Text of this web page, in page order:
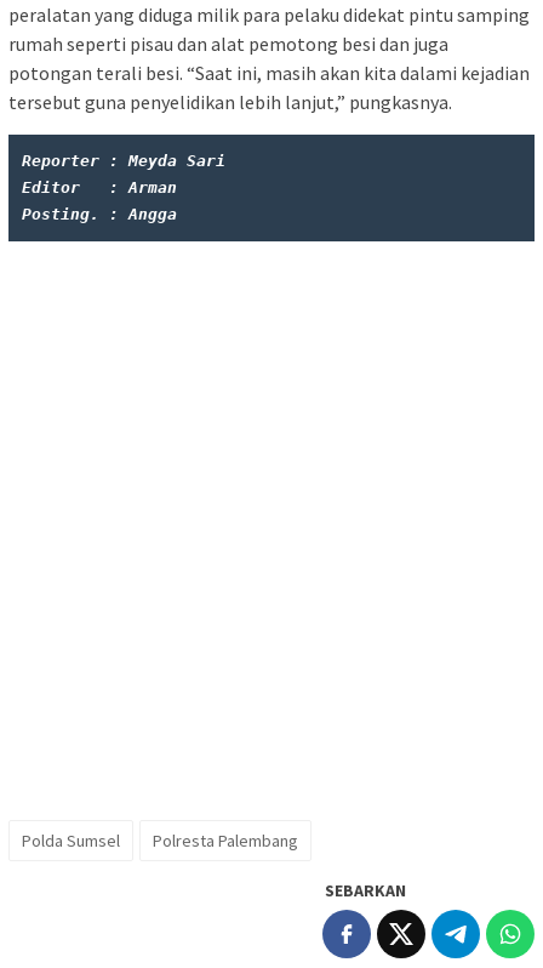
peralatan yang diduga milik para pelaku didekat pintu samping
rumah seperti pisau dan alat pemotong besi dan juga
potongan terali besi. “Saat ini, masih akan kita dalami kejadian
tersebut guna penyelidikan lebih lanjut,” pungkasnya.
Reporter : Meyda Sari
Editor   : Arman
Posting. : Angga
Polda Sumsel Polresta Palembang
SEBARKAN